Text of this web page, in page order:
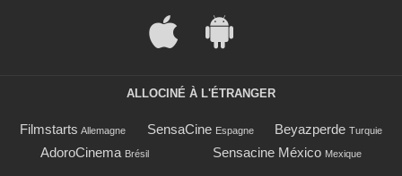
ALLOCINÉ À L'ÉTRANGER
Filmstarts Allemagne SensaCine Espagne Beyazperde Turquie
AdoroCinema Brésil Sensacine México Mexique